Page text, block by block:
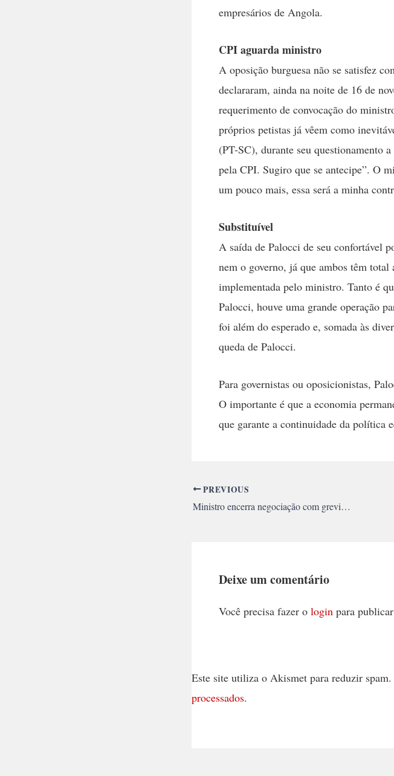
empresários de Angola.
CPI aguarda ministro
A oposição burguesa não se satisfez
declararam, ainda na noite de 16 de
requerimento de convocação do
próprios petistas já vêem como
(PT-SC), durante seu questionamento
pela CPI. Sugiro que se antecipe”. O
um pouco mais, essa será a minha
Substituível
A saída de Palocci de seu confortável
nem o governo, já que ambos têm
implementada pelo ministro. Tanto é
Palocci, houve uma grande operação
foi além do esperado e, somada às
queda de Palocci.
Para governistas ou oposicionistas,
O importante é que a economia
que garante a continuidade da política
PREVIOUS
Ministro encerra negociação com grevistas da Educação
Deixe um comentário
Você precisa fazer o login para
Este site utiliza o Akismet para reduzir spam.
processados.